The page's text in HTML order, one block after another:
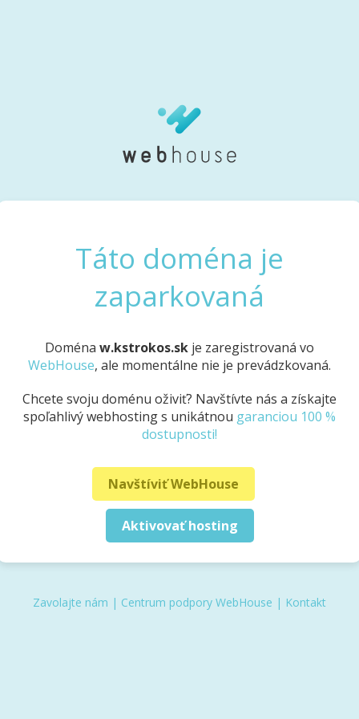
Táto doména je
zaparkovaná
Doména w.kstrokos.sk je zaregistrovaná vo
WebHouse, ale momentálne nie je prevádzkovaná.
Chcete svoju doménu oživiť? Navštívte nás a získajte
spoľahlivý webhosting s unikátnou garanciou 100 %
dostupnosti!
Navštíviť WebHouse
Aktivovať hosting
Zavolajte nám | Centrum podpory WebHouse | Kontakt